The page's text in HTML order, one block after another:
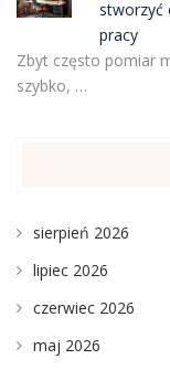
stworzyć
pracy
Zbyt często pomiar
szybko, …
sierpień 2026
lipiec 2026
czerwiec 2026
maj 2026